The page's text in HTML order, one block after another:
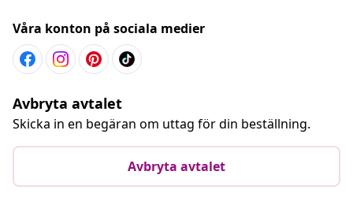
Våra konton på sociala medier
Avbryta avtalet
Skicka in en begäran om uttag för din beställning.
Avbryta avtalet